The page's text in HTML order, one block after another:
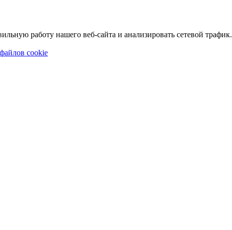
работу нашего веб-сайта и анализировать сетевой трафик.
cookie